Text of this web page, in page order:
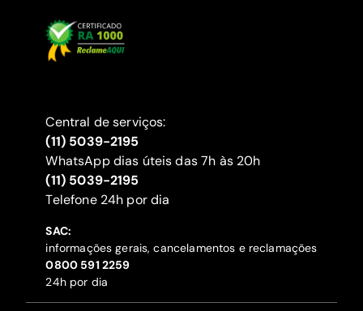
Central de serviços:
(11) 5039-2195
WhatsApp dias úteis das 7h às 20h
(11) 5039-2195
‍Telefone 24h por dia
SAC:
informações gerais, cancelamentos e reclamações
‍0800 591 2259
24h por dia